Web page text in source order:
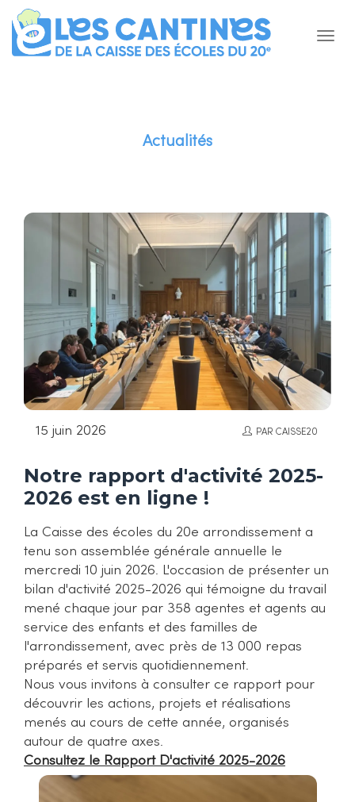
Actualités
15 juin 2026 PAR CAISSE20
Notre rapport d'activité 2025-
2026 est en ligne !
La Caisse des écoles du 20e arrondissement a
tenu son assemblée générale annuelle le
mercredi 10 juin 2026. L'occasion de présenter un
bilan d'activité 2025-2026 qui témoigne du travail
mené chaque jour par 358 agentes et agents au
service des enfants et des familles de
l'arrondissement, avec près de 13 000 repas
préparés et servis quotidiennement.
Nous vous invitons à consulter ce rapport pour
découvrir les actions, projets et réalisations
menés au cours de cette année, organisés
autour de quatre axes.
Consultez le Rapport D'activité 2025-2026